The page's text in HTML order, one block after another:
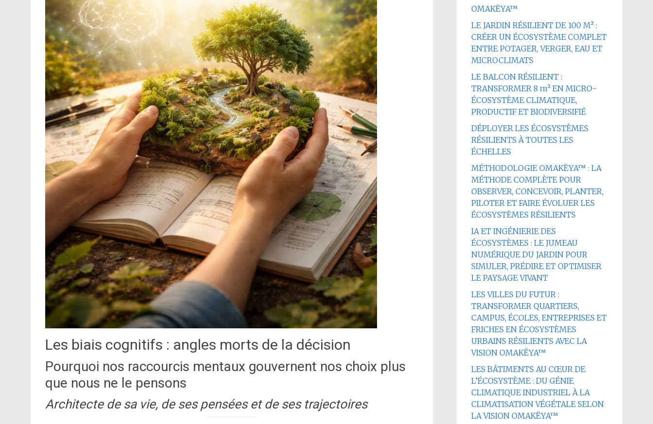
Les biais cognitifs : angles morts de la décision
Pourquoi nos raccourcis mentaux gouvernent nos choix plus
que nous ne le pensons
Architecte de sa vie, de ses pensées et de ses trajectoires
OMAKËYA™
LE JARDIN RÉSILIENT DE 100 M² :
CRÉER UN ÉCOSYSTÈME COMPLET
ENTRE POTAGER, VERGER, EAU ET
MICROCLIMATS
LE BALCON RÉSILIENT :
TRANSFORMER 8 m² EN MICRO-
ÉCOSYSTÈME CLIMATIQUE,
PRODUCTIF ET BIODIVERSIFIÉ
DÉPLOYER LES ÉCOSYSTÈMES
RÉSILIENTS À TOUTES LES
ÉCHELLES
MÉTHODOLOGIE OMAKËYA™ : LA
MÉTHODE COMPLÈTE POUR
OBSERVER, CONCEVOIR, PLANTER,
PILOTER ET FAIRE ÉVOLUER LES
ÉCOSYSTÈMES RÉSILIENTS
IA ET INGÉNIERIE DES
ÉCOSYSTÈMES : LE JUMEAU
NUMÉRIQUE DU JARDIN POUR
SIMULER, PRÉDIRE ET OPTIMISER
LE PAYSAGE VIVANT
LES VILLES DU FUTUR :
TRANSFORMER QUARTIERS,
CAMPUS, ÉCOLES, ENTREPRISES ET
FRICHES EN ÉCOSYSTÈMES
URBAINS RÉSILIENTS AVEC LA
VISION OMAKËYA™
LES BÂTIMENTS AU CŒUR DE
L’ÉCOSYSTÈME : DU GÉNIE
CLIMATIQUE INDUSTRIEL À LA
CLIMATISATION VÉGÉTALE SELON
LA VISION OMAKËYA™